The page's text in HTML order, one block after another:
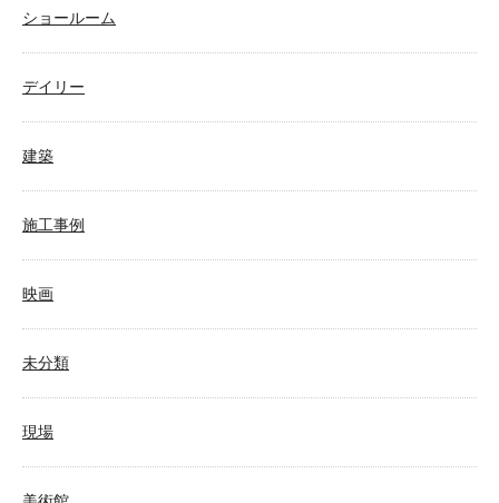
ショールーム
デイリー
建築
施工事例
映画
未分類
現場